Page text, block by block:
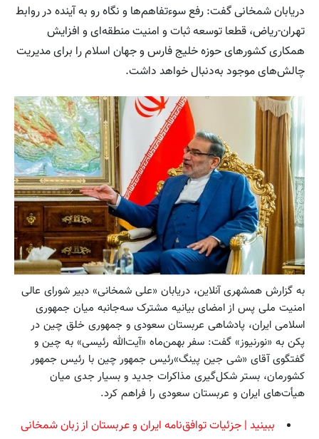
دریابان شمخانی گفت: رفع سوءتفاهم‌ها و نگاه رو به آینده در روابط
تهران-ریاض، قطعا توسعه ثبات و امنیت منطقه‌ای و افزایش
همکاری کشورهای حوزه خلیج فارس و جهان اسلام را برای مدیریت
چالش‌های موجود به‌دنبال خواهد داشت.
به گزارش همشهری آنلاین، دریابان «علی شمخانی» دبیر شورای عالی
امنیت ملی پس از امضای بیانیه مشترک سه‌جانبه میان جمهوری
اسلامی ایران، پادشاهی عربستان سعودی و جمهوری خلق چین در
پکن به «نورنیوز» گفت: سفر بهمن‌ماه «آیت‌الله رئیسی» به چین و
گفتگوی آقای «شی جین پینگ»رئیس جمهور چین با رئیس جمهور
کشورمان، بستر شکل‌گیری مذاکرات جدید و بسیار جدی میان
هیأت‌های ایران و عربستان سعودی را فراهم کرد.
ببینید | جزئیات توافق‌نامه ایران و عربستان از زبان شمخانی